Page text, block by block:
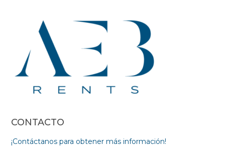
CONTACTO
¡Contáctanos para obtener más información!